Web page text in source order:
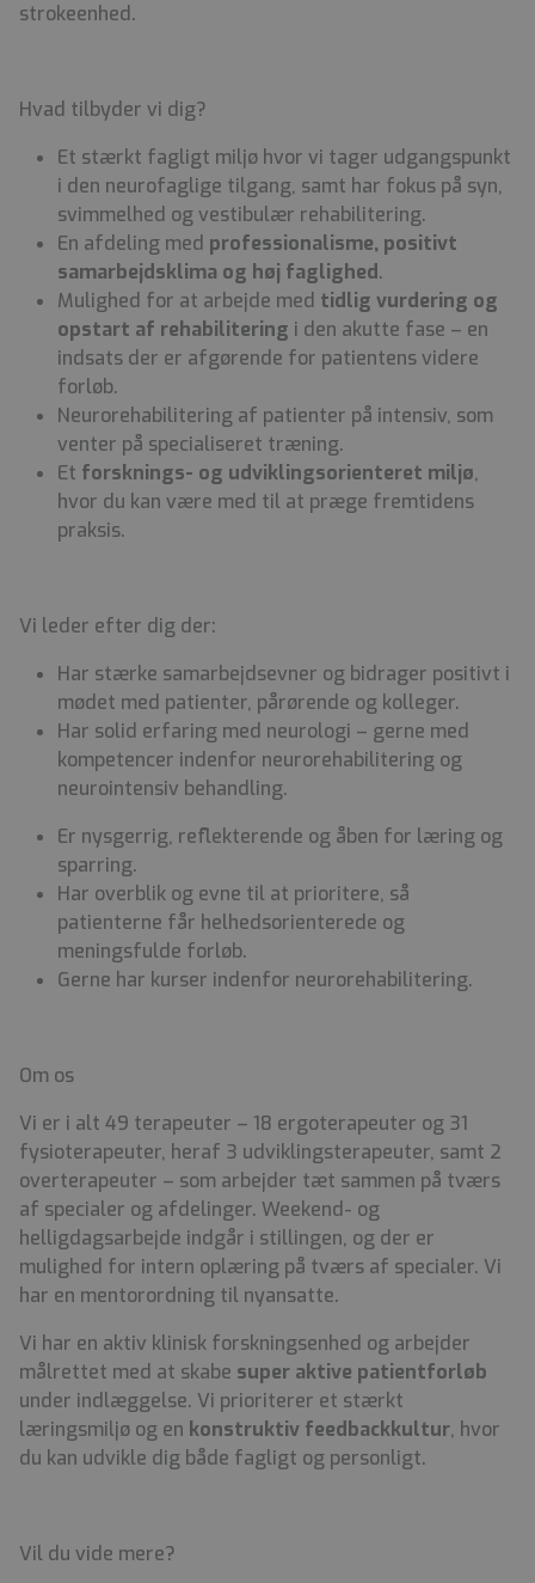
strokeenhed.
Hvad tilbyder vi dig?
Et stærkt fagligt miljø hvor vi tager udgangspunkt
i den neurofaglige tilgang, samt har fokus på syn,
svimmelhed og vestibulær rehabilitering.
En afdeling med professionalisme, positivt
samarbejdsklima og høj faglighed.
Mulighed for at arbejde med tidlig vurdering og
opstart af rehabilitering i den akutte fase – en
indsats der er afgørende for patientens videre
forløb.
Neurorehabilitering af patienter på intensiv, som
venter på specialiseret træning.
Et forsknings- og udviklingsorienteret miljø,
hvor du kan være med til at præge fremtidens
praksis.
Vi leder efter dig der:
Har stærke samarbejdsevner og bidrager positivt i
mødet med patienter, pårørende og kolleger.
Har solid erfaring med neurologi – gerne med
kompetencer indenfor neurorehabilitering og
neurointensiv behandling.
Er nysgerrig, reflekterende og åben for læring og
sparring.
Har overblik og evne til at prioritere, så
patienterne får helhedsorienterede og
meningsfulde forløb.
Gerne har kurser indenfor neurorehabilitering.
Om os
Vi er i alt 49 terapeuter – 18 ergoterapeuter og 31
fysioterapeuter, heraf 3 udviklingsterapeuter, samt 2
overterapeuter – som arbejder tæt sammen på tværs
af specialer og afdelinger. Weekend- og
helligdagsarbejde indgår i stillingen, og der er
mulighed for intern oplæring på tværs af specialer. Vi
har en mentorordning til nyansatte.
Vi har en aktiv klinisk forskningsenhed og arbejder
målrettet med at skabe super aktive patientforløb
under indlæggelse. Vi prioriterer et stærkt
læringsmiljø og en konstruktiv feedbackkultur, hvor
du kan udvikle dig både fagligt og personligt.
Vil du vide mere?